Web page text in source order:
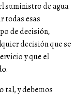
suministro de agua
todas esas
de decisión,
decisión que se
y que el
tal, y debemos